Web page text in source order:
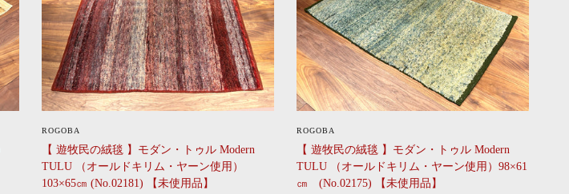
ROGOBA
【 遊牧民の絨毯 】モダン・トゥル Modern
TULU （オールドキリム・ヤーン使用）
103×65㎝ (No.02181) 【未使用品】
ROGOBA
【 遊牧民の絨毯 】モダン・トゥル Modern
TULU （オールドキリム・ヤーン使用）98×61
㎝ (No.02175) 【未使用品】